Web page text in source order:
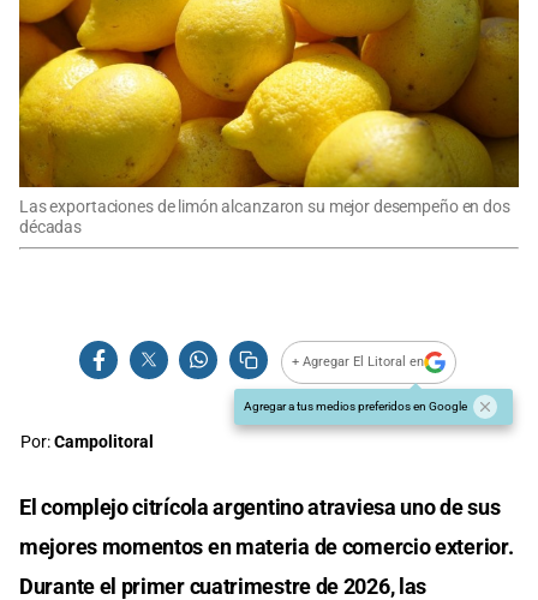
Las exportaciones de limón alcanzaron su mejor desempeño en dos
décadas
+ Agregar El Litoral en
Agregar a tus medios preferidos en Google
Por:Campolitoral
El complejo citrícola argentino atraviesa uno de sus
mejores momentos en materia de comercio exterior.
Durante el primer cuatrimestre de 2026, las